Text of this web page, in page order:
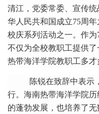
清江 ， 党委常委、 宣传统
华人民共和国 成立75周
校庆系列 活动之一。 作为
不仅为全校教职工提供
热带海洋学院教职工多才
陈锐在致辞中表示，
行。海南热带海洋学院
的蓬勃发展，也培养了